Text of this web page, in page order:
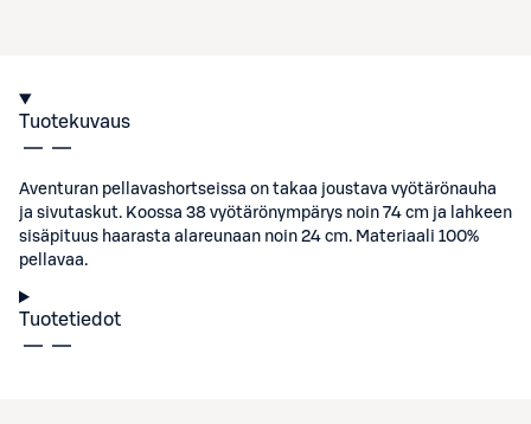
Tuotekuvaus
Aventuran pellavashortseissa on takaa joustava vyötärönauha
ja sivutaskut. Koossa 38 vyötärönympärys noin 74 cm ja lahkeen
sisäpituus haarasta alareunaan noin 24 cm. Materiaali 100%
pellavaa.
Tuotetiedot